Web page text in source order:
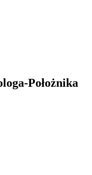
Położnika